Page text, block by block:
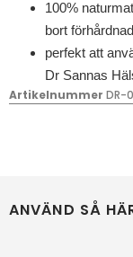
100%
bort
perfekt att
Dr Sannas
Artikelnummer DR-
ANVÄND SÅ